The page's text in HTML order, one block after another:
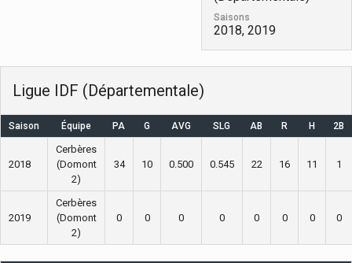
Saisons
2018, 2019
Ligue IDF (Départementale)
Saison Équipe PA G AVG SLG AB R H 2B
2018
Cerbères
(Domont
2)
34 10 0.500 0.545 22 16 11 1
2019
Cerbères
(Domont
2)
0 0 0 0 0 0 0 0